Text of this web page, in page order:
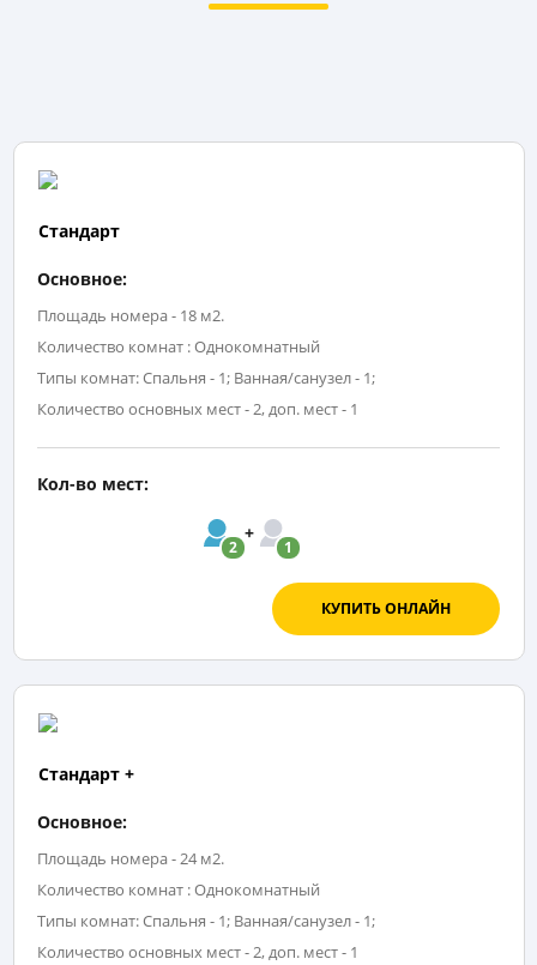
Стандарт
Основное:
Площадь номера - 18 м2.
Количество комнат : Однокомнатный
Типы комнат: Спальня - 1; Ванная/санузел - 1;
Количество основных мест - 2, доп. мест - 1
Кол-во мест:
2 1
КУПИТЬ ОНЛАЙН
Стандарт +
Основное:
Площадь номера - 24 м2.
Количество комнат : Однокомнатный
Типы комнат: Спальня - 1; Ванная/санузел - 1;
Количество основных мест - 2, доп. мест - 1